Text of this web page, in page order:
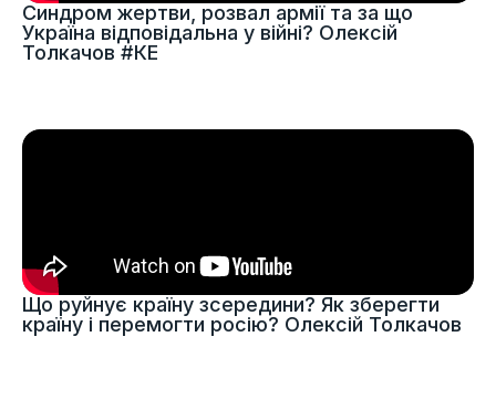
Синдром жертви, розвал армії та за що
Україна відповідальна у війні? Олексій
Толкачов #КЕ
Що руйнує країну зсередини? Як зберегти
країну і перемогти росію? Олексій Толкачов